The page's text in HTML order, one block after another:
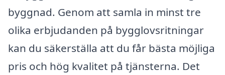
byggnad. Genom att samla in minst tre
olika erbjudanden på bygglovsritningar
kan du säkerställa att du får bästa möjliga
pris och hög kvalitet på tjänsterna. Det